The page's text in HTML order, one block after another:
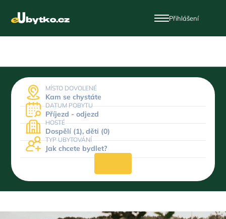
Přihlášení
MÍSTO DOVOLENÉ
Kam se chystáte
DATUM POBYTU
Příjezd - odjezd
HOSTÉ
Dospělí (1), děti (0)
TYP UBYTOVÁNÍ
Jak chcete bydlet?